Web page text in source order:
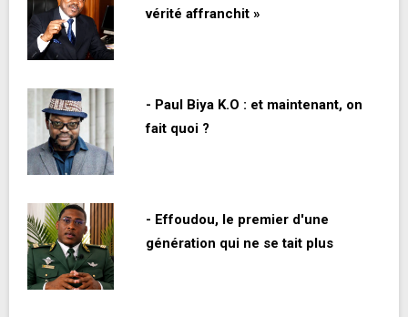
vérité affranchit »
- Paul Biya K.O : et maintenant, on
fait quoi ?
- Effoudou, le premier d'une
génération qui ne se tait plus